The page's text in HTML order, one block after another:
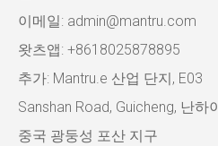
이메일: admin@mantru.com
왓츠앱: +8618025878895
추가: Mantru.e 산업 단지, E03
Sanshan Road, Guicheng, 난하이
중국 광둥성 포산 지구